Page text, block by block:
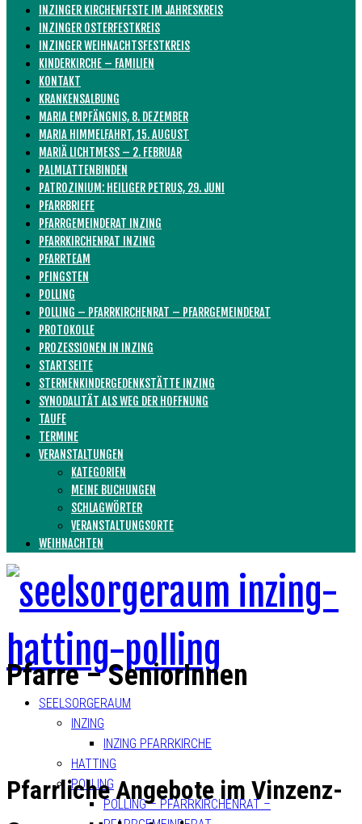
INZINGER KIRCHENFESTE IM JAHRESKREIS
INZINGER OSTERFESTKREIS
INZINGER WEIHNACHTSFESTKREIS
KINDERKIRCHE – FAMILIEN
KONTAKT
KRANKENSALBUNG
MARIA EMPFÄNGNIS, 8. DEZEMBER
MARIA HIMMELFAHRT, 15. AUGUST
MARIÄ LICHTMESS – 2. FEBRUAR
PALMLATTENBINDEN
PATROZINIUM: HEILIGER PETRUS, 29. JUNI
PFARRBRIEFE
PFARRGEMEINDERAT INZING
PFARRKIRCHENRAT INZING
PFARRTEAM
PFINGSTEN
POLLING
POLLING – PFARRKIRCHENRAT – PFARRGEMEINDERAT
PROTOKOLLE
PROZESSIONEN IN INZING
STARTSEITE
STERNENKINDERGEDENKSTÄTTE INZING
SYNODALITÄT ALS WEG DER HOFFNUNG
TAUFE
TERMINE
VERANSTALTUNGEN
KATEGORIEN
MEINE BUCHUNGEN
SCHLAGWÖRTER
VERANSTALTUNGSORTE
WEIHNACHTEN
SEELSORGERAUM
INZING
INZING PFARRKIRCHE
HATTING
POLLING
POLLING – PFARRKIRCHENRAT –
Pfarre – SeniorInnen
Pfarrliche Angebote im Vinzenz-